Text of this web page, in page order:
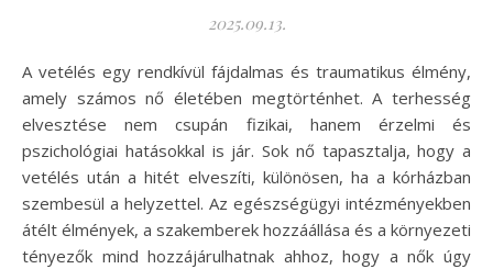
2025.09.13.
A vetélés egy rendkívül fájdalmas és traumatikus élmény,
amely számos nő életében megtörténhet. A terhesség
elvesztése nem csupán fizikai, hanem érzelmi és
pszichológiai hatásokkal is jár. Sok nő tapasztalja, hogy a
vetélés után a hitét elveszíti, különösen, ha a kórházban
szembesül a helyzettel. Az egészségügyi intézményekben
átélt élmények, a szakemberek hozzáállása és a környezeti
tényezők mind hozzájárulhatnak ahhoz, hogy a nők úgy